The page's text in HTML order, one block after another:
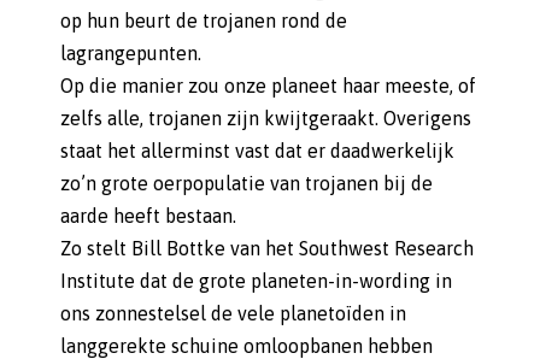
op hun beurt de trojanen rond de
lagrangepunten.
Op die manier zou onze planeet haar meeste, of
zelfs alle, trojanen zijn kwijtgeraakt. Overigens
staat het allerminst vast dat er daadwerkelijk
zo’n grote oerpopulatie van trojanen bij de
aarde heeft bestaan.
Zo stelt Bill Bottke van het Southwest Research
Institute dat de grote planeten-in-wording in
ons zonnestelsel de vele planetoïden in
langgerekte schuine omloopbanen hebben